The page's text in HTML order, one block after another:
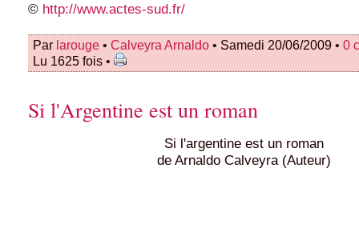
© http://www.actes-sud.fr/
Par larouge • Calveyra Arnaldo • Samedi 20/06/2009 • 0
Lu 1625 fois •
Si l'Argentine est un roman
Si l'argentine est un roman
de Arnaldo Calveyra (Auteur)